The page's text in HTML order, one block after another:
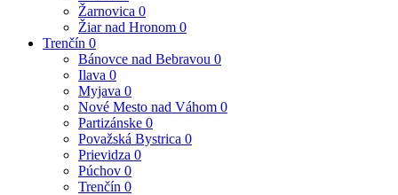
Žarnovica 0
Žiar nad Hronom 0
Trenčín 0
Bánovce nad Bebravou 0
Ilava 0
Myjava 0
Nové Mesto nad Váhom 0
Partizánske 0
Považská Bystrica 0
Prievidza 0
Púchov 0
Trenčín 0